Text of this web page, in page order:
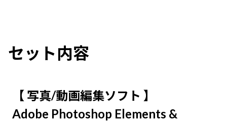
セット内容
【 写真/動画編集ソフト 】
Adobe Photoshop Elements &